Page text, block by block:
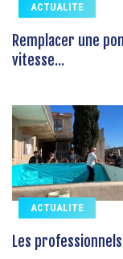
ACTUALITE
Remplacer une
vitesse...
ACTUALITE
Les